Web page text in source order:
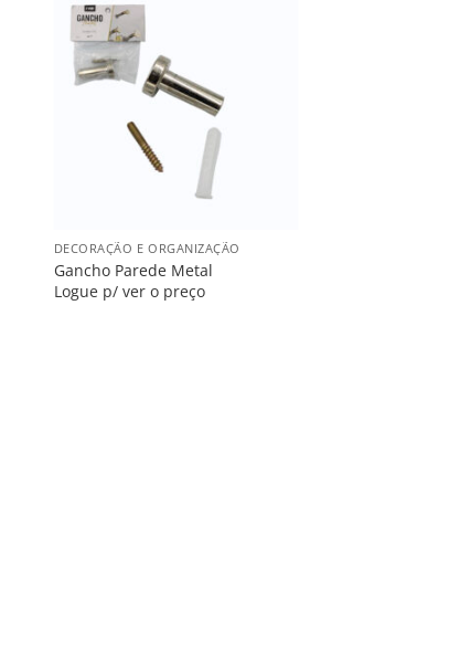
DECORAÇÃO E ORGANIZAÇÃO
Gancho Parede Metal
Logue p/ ver o preço